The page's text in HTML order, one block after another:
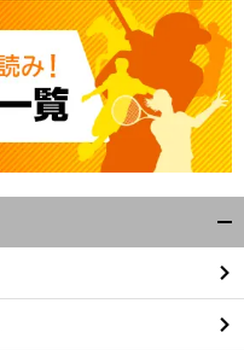
閉
る